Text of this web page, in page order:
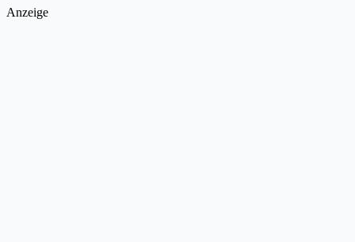
Anzeige